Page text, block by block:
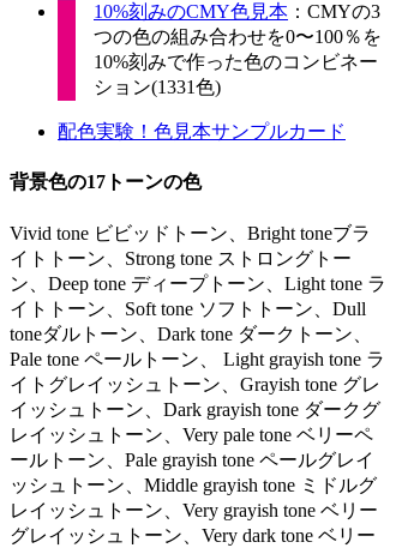
10%刻みのCMY色見本 ：CMYの3
つの色の組み合わせを0〜100％を
10%刻みで作った色のコンビネー
ション(1331色)
配色実験！色見本サンプルカード
背景色の17トーンの色
Vivid tone ビビッドトーン、Bright toneブラ
イトトーン、Strong tone ストロングトー
ン、Deep tone ディープトーン、Light tone ラ
イトトーン、Soft tone ソフトトーン、Dull
toneダルトーン、Dark tone ダークトーン、
Pale tone ペールトーン、 Light grayish tone ラ
イトグレイッシュトーン、Grayish tone グレ
イッシュトーン、Dark grayish tone ダークグ
レイッシュトーン、Very pale tone ベリーペ
ールトーン、Pale grayish tone ペールグレイ
ッシュトーン、Middle grayish tone ミドルグ
レイッシュトーン、Very grayish tone ベリー
グレイッシュトーン、Very dark tone ベリー